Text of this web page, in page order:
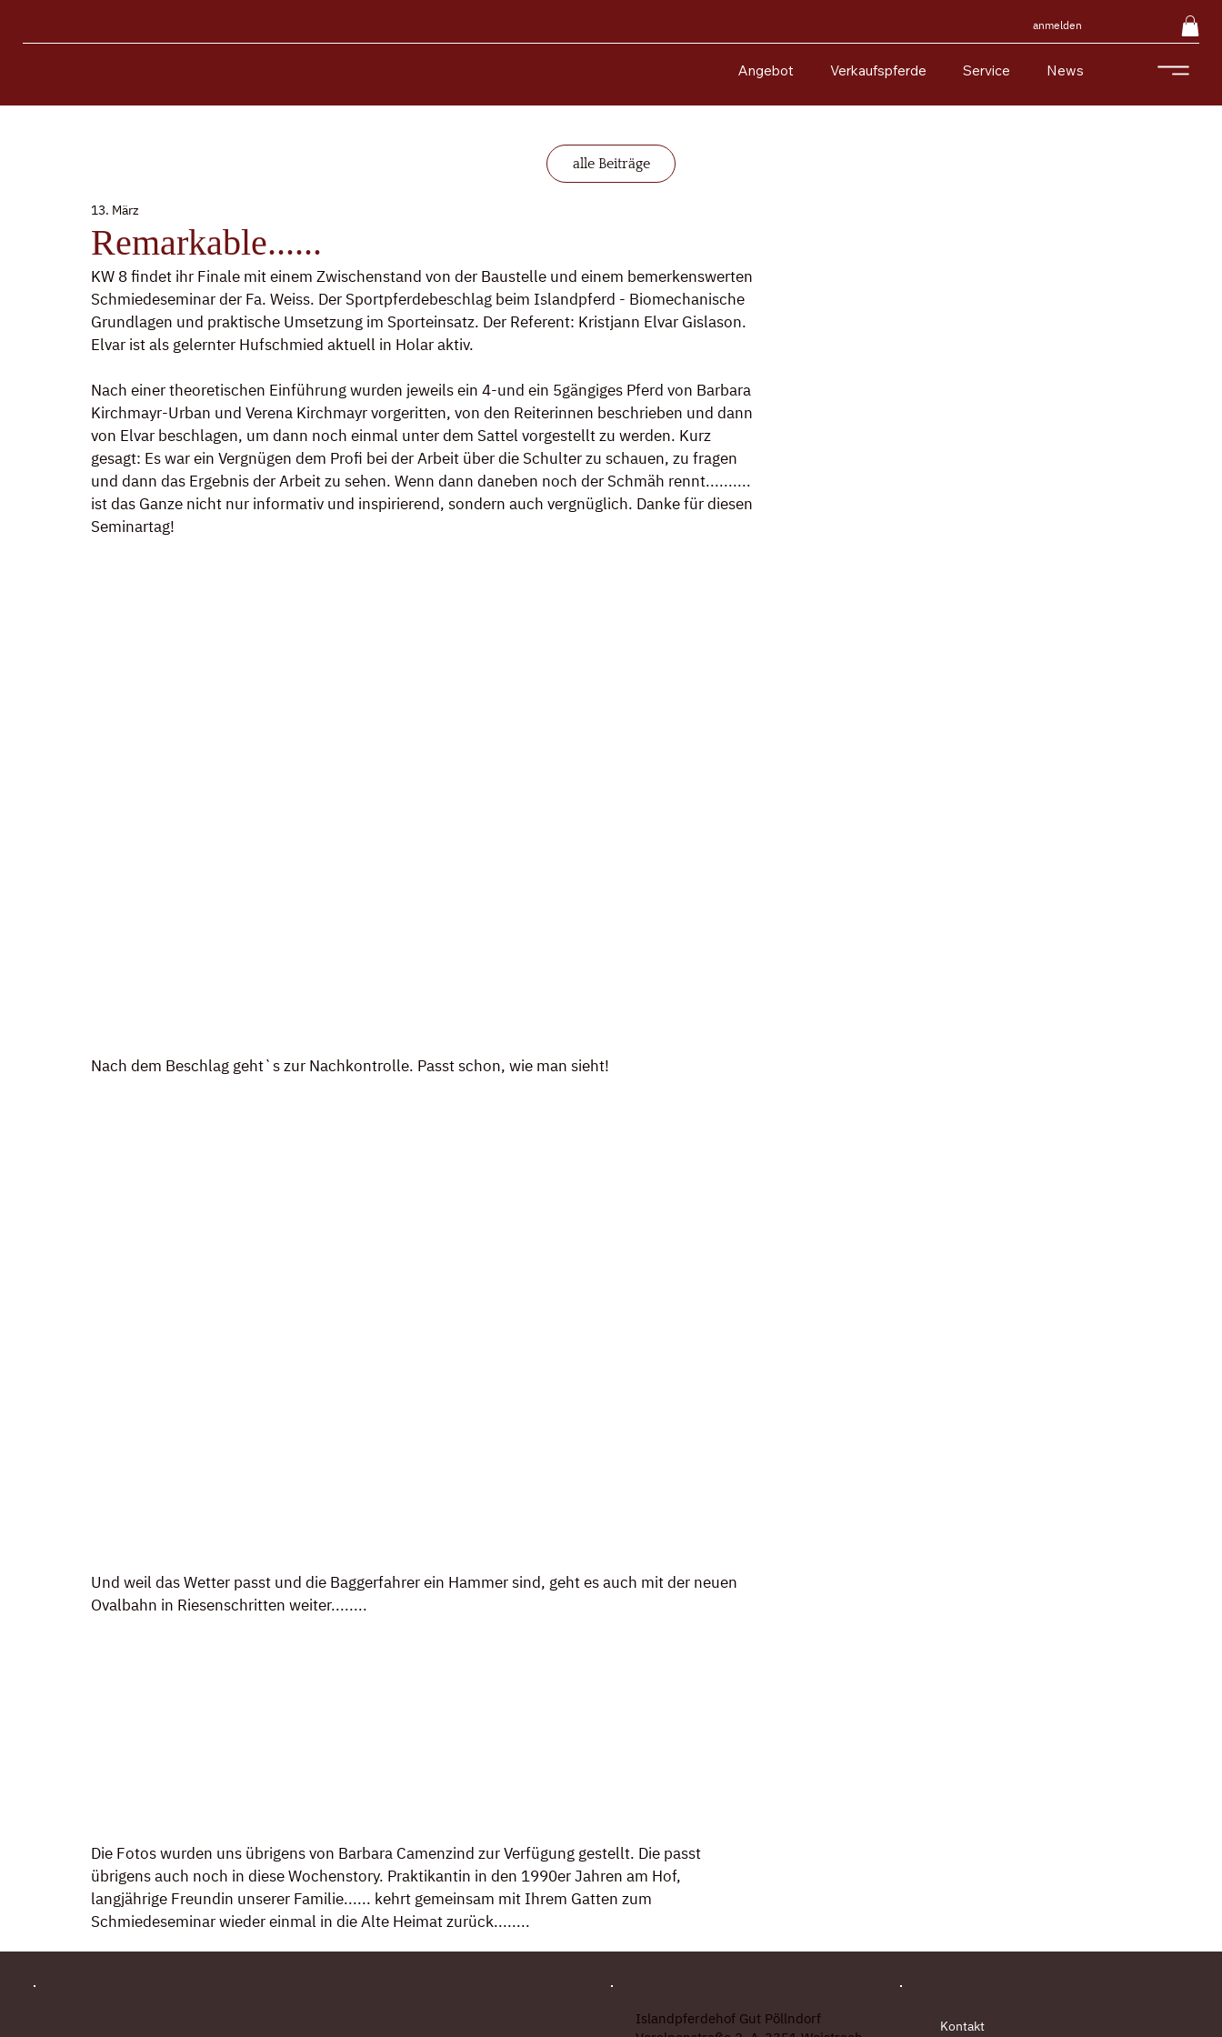
anmelden
Angebot Verkaufspferde Service News
alle Beiträge
Remarkable......
13. März
KW 8 findet ihr Finale mit einem Zwischenstand von der Baustelle und einem bemerkenswerten
Schmiedeseminar der Fa. Weiss. Der Sportpferdebeschlag beim Islandpferd - Biomechanische
Grundlagen und praktische Umsetzung im Sporteinsatz. Der Referent: Kristjann Elvar Gislason.
Elvar ist als gelernter Hufschmied aktuell in Holar aktiv.
Nach einer theoretischen Einführung wurden jeweils ein 4-und ein 5gängiges Pferd von Barbara
Kirchmayr-Urban und Verena Kirchmayr vorgeritten, von den Reiterinnen beschrieben und dann
von Elvar beschlagen, um dann noch einmal unter dem Sattel vorgestellt zu werden. Kurz
gesagt: Es war ein Vergnügen dem Profi bei der Arbeit über die Schulter zu schauen, zu fragen
und dann das Ergebnis der Arbeit zu sehen. Wenn dann daneben noch der Schmäh rennt..........
ist das Ganze nicht nur informativ und inspirierend, sondern auch vergnüglich. Danke für diesen
Seminartag!
Nach dem Beschlag geht`s zur Nachkontrolle. Passt schon, wie man sieht!
Und weil das Wetter passt und die Baggerfahrer ein Hammer sind, geht es auch mit der neuen
Ovalbahn in Riesenschritten weiter........
Die Fotos wurden uns übrigens von Barbara Camenzind zur Verfügung gestellt. Die passt
übrigens auch noch in diese Wochenstory. Praktikantin in den 1990er Jahren am Hof,
langjährige Freundin unserer Familie...... kehrt gemeinsam mit Ihrem Gatten zum
Schmiedeseminar wieder einmal in die Alte Heimat zurück........
Islandpferdehof Gut Pöllndorf
Kontakt